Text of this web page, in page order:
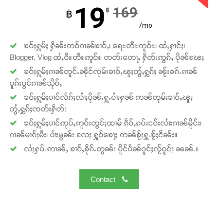
Support SHAN
တႃႇႁႂ်ႈသဵင်ၵၢင်ၸႂ်ၵူၼ်းမိူင်း ၵူႈတီႈၵူႈလႅၼ်ပေႃးတေၸွ
တ်ႇ တူဝ်ႈလုမ်ႈၾႃႉၼၼ်ႉ ၶဝ်ႈႁူမ်ႈၵမ်ႉထႅမ် ၸုမ်းၶၢ
ဝ်ႇၽူႈတွႆႇႁွၵ်ႈ လႆႈယူႇၶႃႈဢေႃႈ။
Donate Now
฿ 19 ฿ 169
/mo
ၶဝ်ႈႁူမ်ႈ ႁဵၼ်းဢဝ်ၵၢၼ်ၶၢဝ်ႇ၊ ရေႊတီႊဢူဝ်ႊ၊ ထႆႇႁၢင်ႈ၊
Blogger, Vlog ထႆႇဝီႊတီႊဢူဝ်ႊ တတ်းတေႃႇ ႁဵတ်းဢွၵ်ႇ ပိုၼ်ၽႄႈ
ၶဝ်ႈႁူမ်ႈၵၢၼ်တူင်ႉၼိုင်ၸုမ်းၶၢဝ်ႇၽူႈတွႆႇႁွၵ်ႈ ၼႂ်းၶၵ်ႉၵၢၼ်
ပူၵ်းပွင်ၵၢၼ်သိုဝ်ႇ
ၶဝ်ႈႁူမ်ႈပၢင်လႅၵ်ႈလၢႆႈပိုၼ်ႉႁူႉပၢႆးႁၼ် ဢၼ်ၸုမ်းၶၢဝ်ႇၽူႈ
တွႆႇႁွၵ်ႈၸတ်းႁဵတ်း
ၶဝ်ႈႁူမ်ႈပၢင်ဢုပ်ႇဢူဝ်းတွင်ႈထၢမ် ၵဵဝ်ႇၵပ်းငဝ်းလၢႆးၵၢၼ်မိူင်း၊
ၵၢၼ်မၢၵ်ႈမီး၊ ပၢႆးမွၼ်း လႄႈ ႁူဝ်ၶေႃႈ ဢၼ်ၶႂ်ႈႁူႉၶႂ်ႈငိၼ်း။
လႆႈႁပ်ႉဢၢၼ်ႇ ၶၢဝ်ႇၶိုၵ်ႉတွၼ်း ပိူင်ပဵၼ်ဝူင်ႈလႂ်ဝူင်ႈ ၼၼ်ႉ။
Contact